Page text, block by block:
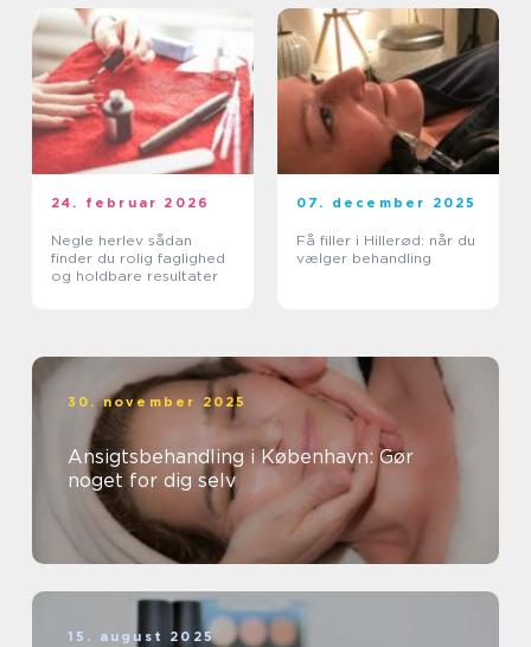
24. februar 2026
Negle herlev sådan
finder du rolig faglighed
og holdbare resultater
07. december 2025
Få filler i Hillerød: når du
vælger behandling
30. november 2025
Ansigtsbehandling i København: Gør
noget for dig selv
15. august 2025